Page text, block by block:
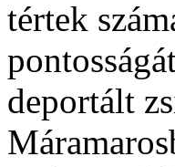
tértek
deportált